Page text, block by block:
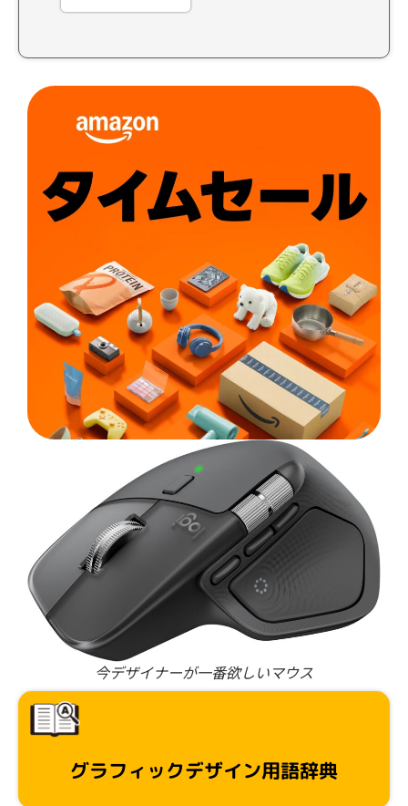
今デザイナーが一番欲しいマウス
グラフィックデザイン用語辞典